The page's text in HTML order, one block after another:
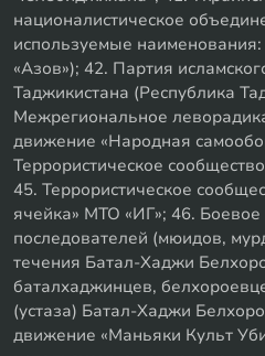
националистическое
используемые
«Азов»); 42. Партия
Таджикистана (Республика
Межрегиональное
движение «Народная
Террористическое
45. Террористическое
ячейка» МТО «ИГ»; 46.
последователей (мюидов,
течения Батал-Хаджи
баталхаджинцев,
(устаза) Батал-Хаджи
движение «Маньяки Культ